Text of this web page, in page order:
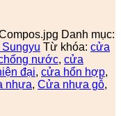
Danh mục:
Từ khóa: cửa
nước, cửa
đại, cửa hổn hợp,
nhựa, Cửa nhựa gỗ,